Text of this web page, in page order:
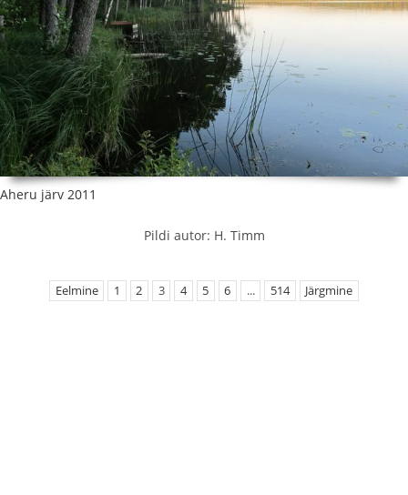
Aheru järv 2011
Pildi autor: H. Timm
Eelmine 1 2 3 4 5 6 ... 514 Järgmine